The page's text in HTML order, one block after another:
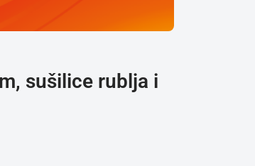
sušilice rublja i